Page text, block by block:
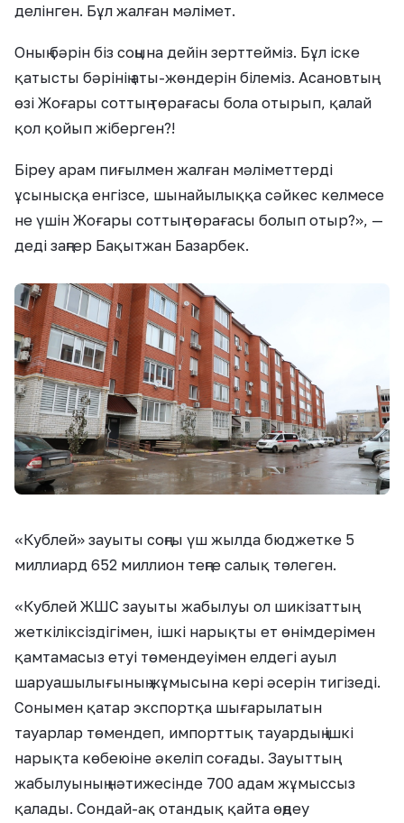
делінген. Бұл жалған мәлімет.
Оның бәрін біз соңына дейін зерттейміз. Бұл іске
қатысты бәрінің аты-жөндерін білеміз. Асановтың
өзі Жоғары соттың төрағасы бола отырып, қалай
қол қойып жіберген?!
Біреу арам пиғылмен жалған мәліметтерді
ұсынысқа енгізсе, шынайылыққа сәйкес келмесе
не үшін Жоғары соттың төрағасы болып отыр?», —
деді заңгер Бақытжан Базарбек.
«Кублей» зауыты соңғы үш жылда бюджетке 5
миллиард 652 миллион теңге салық төлеген.
«Кублей ЖШС зауыты жабылуы ол шикізаттың
жеткіліксіздігімен, ішкі нарықты ет өнімдерімен
қамтамасыз етуі төмендеуімен елдегі ауыл
шаруашылығының жұмысына кері әсерін тигізеді.
Сонымен қатар экспортқа шығарылатын
тауарлар төмендеп, импорттық тауардың ішкі
нарықта көбеюіне әкеліп соғады. Зауыттың
жабылуының нәтижесінде 700 адам жұмыссыз
қалады. Сондай-ақ отандық қайта өңдеу